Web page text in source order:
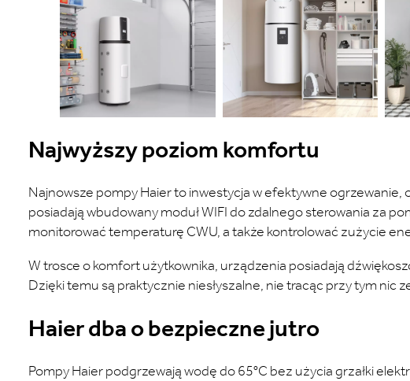
Najwyższy poziom komfortu
Najnowsze pompy Haier to inwestycja w efektywne ogrzewanie,
posiadają wbudowany moduł WIFI do zdalnego sterowania za
monitorować temperaturę CWU, a także kontrolować zużycie
W trosce o komfort użytkownika, urządzenia posiadają
Dzięki temu są praktycznie niesłyszalne, nie tracąc przy tym nic
Haier dba o bezpieczne jutro
Pompy Haier podgrzewają wodę do 65°C bez użycia grzałki